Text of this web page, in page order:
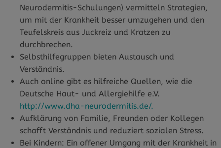
Neurodermitis-Schulungen) vermitteln Strategien,
um mit der Krankheit besser umzugehen und den
Teufelskreis aus Juckreiz und Kratzen zu
durchbrechen.
Selbsthilfegruppen bieten Austausch und
Verständnis.
Auch online gibt es hilfreiche Quellen, wie die
Deutsche Haut- und Allergiehilfe e.V.
http://www.dha-neurodermitis.de/.
Aufklärung von Familie, Freunden oder Kollegen
schafft Verständnis und reduziert sozialen Stress.
Bei Kindern: Ein offener Umgang mit der Krankheit in